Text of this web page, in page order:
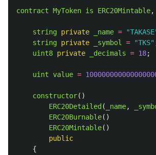
contract MyToken is ERC20Mintable,
string private _name = "TAKASE
string private _symbol = "TKS"
uint8 private _decimals = 18;
uint value =
constructor()
ERC20Detailed ( _name,
ERC20Burnable()
ERC20Mintable()
public
{